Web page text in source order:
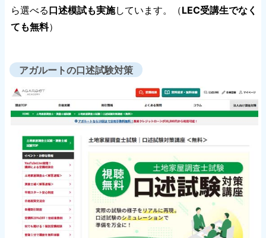
ら選べる口述模試も実施しています。（LEC受講生でなく
ても無料）
アガルートの口述試験対策